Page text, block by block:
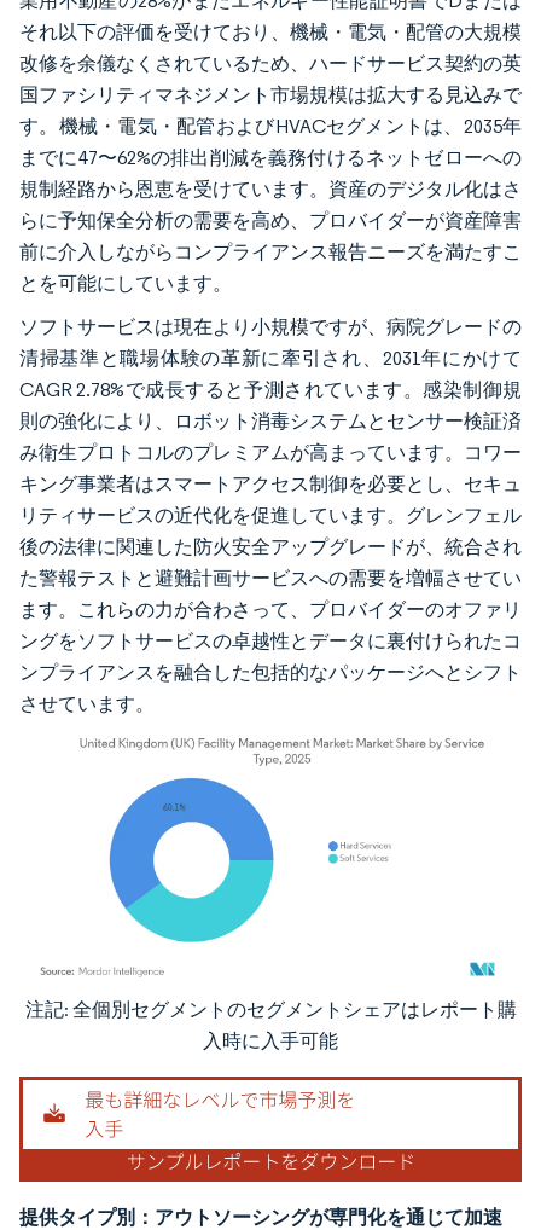
それ以下の評価を受けており、機械・電気・配管の大規模
改修を余儀なくされているため、ハードサービス契約の英
国ファシリティマネジメント市場規模は拡大する見込みで
す。機械・電気・配管およびHVACセグメントは、2035年
までに47〜62%の排出削減を義務付けるネットゼローへの
規制経路から恩恵を受けています。資産のデジタル化はさ
らに予知保全分析の需要を高め、プロバイダーが資産障害
前に介入しながらコンプライアンス報告ニーズを満たすこ
とを可能にしています。
ソフトサービスは現在より小規模ですが、病院グレードの
清掃基準と職場体験の革新に牽引され、2031年にかけて
CAGR 2.78%で成長すると予測されています。感染制御規
則の強化により、ロボット消毒システムとセンサー検証済
み衛生プロトコルのプレミアムが高まっています。コワー
キング事業者はスマートアクセス制御を必要とし、セキュ
リティサービスの近代化を促進しています。グレンフェル
後の法律に関連した防火安全アップグレードが、統合され
た警報テストと避難計画サービスへの需要を増幅させてい
ます。これらの力が合わさって、プロバイダーのオファリ
ングをソフトサービスの卓越性とデータに裏付けられたコ
ンプライアンスを融合した包括的なパッケージへとシフト
させています。
画像 © Mordor Intelligence。再利用にはCC BY 4.0の表示が必要です。
注記: 全個別セグメントのセグメントシェアはレポート購
入時に入手可能
提供タイプ別：アウトソーシングが専門化を通じて加速